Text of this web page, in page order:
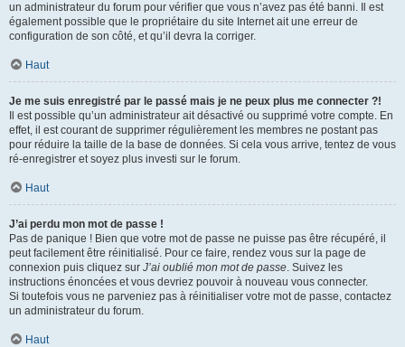
un administrateur du forum pour vérifier que vous n’avez pas été banni. Il est
également possible que le propriétaire du site Internet ait une erreur de
configuration de son côté, et qu’il devra la corriger.
Haut
Je me suis enregistré par le passé mais je ne peux plus me connecter ?!
Il est possible qu’un administrateur ait désactivé ou supprimé votre compte. En
effet, il est courant de supprimer régulièrement les membres ne postant pas
pour réduire la taille de la base de données. Si cela vous arrive, tentez de vous
ré-enregistrer et soyez plus investi sur le forum.
Haut
J’ai perdu mon mot de passe !
Pas de panique ! Bien que votre mot de passe ne puisse pas être récupéré, il
peut facilement être réinitialisé. Pour ce faire, rendez vous sur la page de
connexion puis cliquez sur J’ai oublié mon mot de passe. Suivez les
instructions énoncées et vous devriez pouvoir à nouveau vous connecter.
Si toutefois vous ne parveniez pas à réinitialiser votre mot de passe, contactez
un administrateur du forum.
Haut